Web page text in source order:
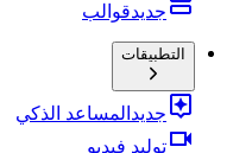
جديدقوالب
التطبيقات
جديد المساعد الذكي
توليد فيديو